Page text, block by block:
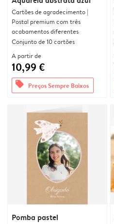
Cartões de agradecimento |
Postal premium com três
acabamentos diferentes
Conjunto de 10 cartões
A partir de
10,99 €
offers Preços Sempre Baixos
Pomba pastel